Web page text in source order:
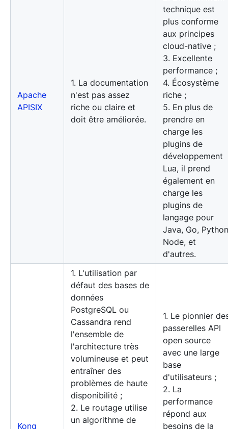
Apache
APISIX
1. La documentation
n'est pas assez
riche ou claire et
doit être améliorée.
technique est
plus conforme
aux principes
cloud-native ;
3. Excellente
performance ;
4. Écosystème
riche ;
5. En plus de
prendre en
charge les
plugins de
développement
Lua, il prend
également en
charge les
plugins de
langage pour
Java, Go,
Node, et
d'autres.
Kong
1. L'utilisation par
défaut des bases de
données
PostgreSQL ou
Cassandra rend
l'ensemble de
l'architecture très
volumineuse et peut
entraîner des
problèmes de haute
disponibilité ;
2. Le routage utilise
un algorithme de
1. Le pionnier
passerelles API
open source
avec une large
base
d'utilisateurs ;
2. La
performance
répond aux
besoins de la